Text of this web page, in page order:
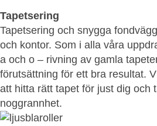
Tapetsering
Tapetsering och snygga
och kontor. Som i alla våra
a och o – rivning av gamla
förutsättning för ett bra resultat.
att hitta rätt tapet för just dig och
noggrannhet.